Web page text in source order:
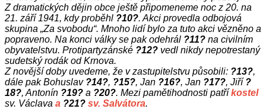
Z dramatických dějin obce ještě připomeneme noc z 20. na
21. září 1941, kdy proběhl ?10?. Akci provedla odbojová
skupina „Za svobodu“. Mnoho lidí bylo za tuto akci vězněno a
popraveno. Na konci války se pak odehrál ?11? na civilním
obyvatelstvu. Protipartyzánské ?12? vedl nikdy nepotrestaný
sudetský rodák od Krnova.
Z novější doby uvedeme, že v zastupitelstvu působili: ?13?,
dále pak Bohuslav ?14?, ?15?, Jan ?16?, Jan ?17?, Jiří ?
18?, Antonín ?19? a ?20?. Mezi pamětihodnosti patříkostel
sv. Václava a ?21? sv. Salvátora.